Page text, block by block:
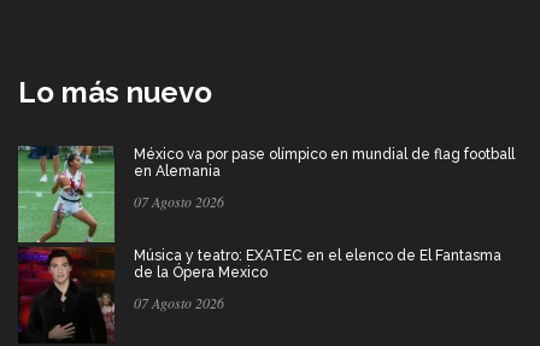
Lo más nuevo
México va por pase olímpico en mundial de flag football
en Alemania
07 Agosto 2026
Música y teatro: EXATEC en el elenco de El Fantasma
de la Ópera Mexico
07 Agosto 2026